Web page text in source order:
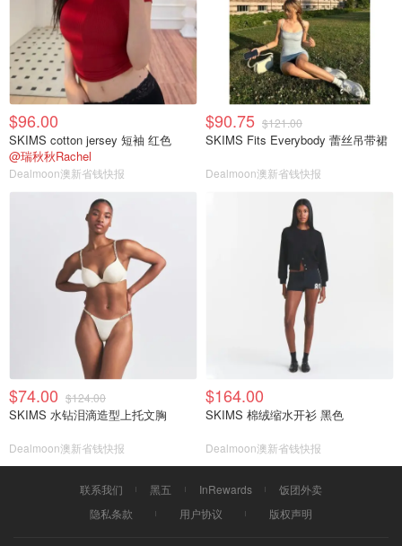
$96.00
SKIMS cotton jersey 短袖 红色
@瑞秋秋Rachel
Dealmoon澳新省钱快报
$90.75 $121.00
SKIMS Fits Everybody 蕾丝吊带裙
Dealmoon澳新省钱快报
$74.00 $124.00
SKIMS 水钻泪滴造型上托文胸
Dealmoon澳新省钱快报
$164.00
SKIMS 棉绒缩水开衫 黑色
Dealmoon澳新省钱快报
联系我们 黑五 InRewards
饭团外卖
隐私条款
用户协议 版权声明